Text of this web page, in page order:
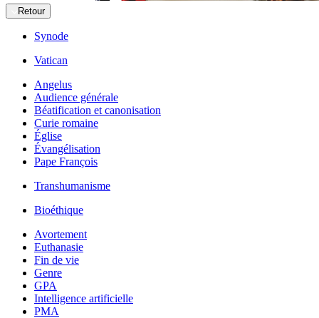
Retour
Synode
Vatican
Angelus
Audience générale
Béatification et canonisation
Curie romaine
Église
Évangélisation
Pape François
Transhumanisme
Bioéthique
Avortement
Euthanasie
Fin de vie
Genre
GPA
Intelligence artificielle
PMA